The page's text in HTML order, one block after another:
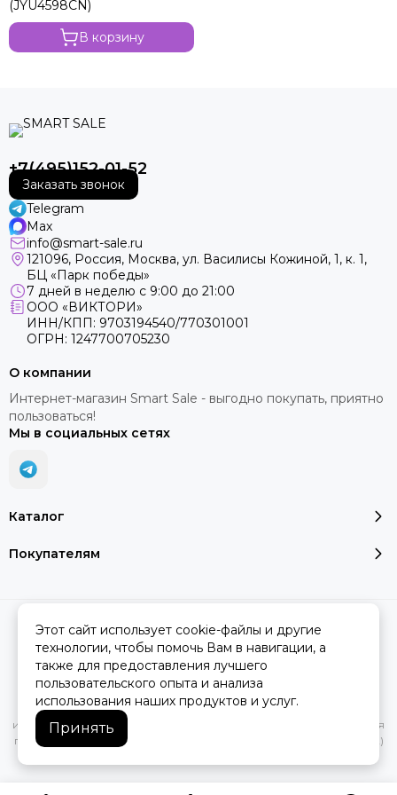
(JYU4598CN)
В корзину
+7(495)152-01-52
Заказать звонок
Telegram
Max
info@smart-sale.ru
121096, Россия, Москва, ул. Василисы Кожиной, 1, к. 1,
БЦ «Парк победы»
7 дней в неделю с 9:00 до 21:00
ООО «ВИКТОРИ»
ИНН/КПП: 9703194540/770301001
ОГРН: 1247700705230
Каталог
Покупателям
О компании
Интернет-магазин Smart Sale - выгодно покупать, приятно
пользоваться!
Мы в социальных сетях
2026 © SMART SALE.Карта сайта
характеристик, стоимости товаров и услуг, носит
информационный характер и ни при каких условиях не является
публичной офертой, определяемой положениями Статьи 437(2)
Этот сайт использует cookie-файлы и другие
технологии, чтобы помочь Вам в навигации, а
также для предоставления лучшего
пользовательского опыта и анализа
использования наших продуктов и услуг.
Принять